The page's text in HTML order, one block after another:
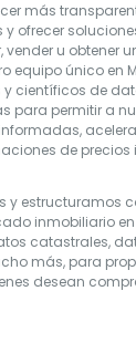
más
y ofrecer
u obtener
equipo único en
y científicos de
para permitir a
de
y estructuramos
inmobiliario
catastrales,
más, para
desean